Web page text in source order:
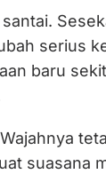
serius
baru
suasana